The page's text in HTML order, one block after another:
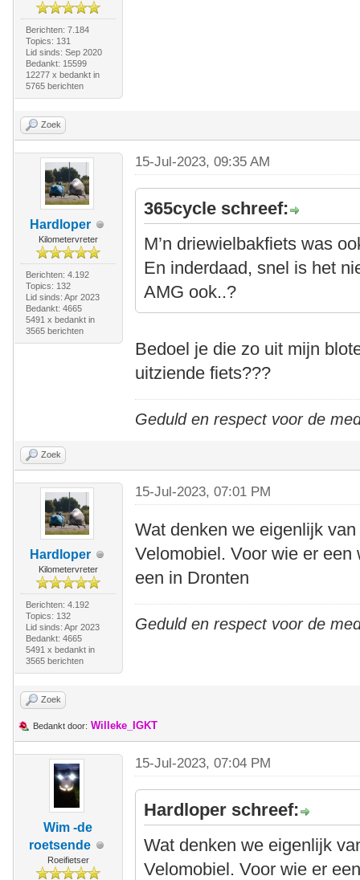
Berichten: 7.184
Topics: 131
Lid sinds: Sep 2020
Bedankt: 15599
12277 x bedankt in
5765 berichten
Zoek
Hardloper
Kilometervreter
Berichten: 4.192
Topics: 132
Lid sinds: Apr 2023
Bedankt: 4665
5491 x bedankt in
3565 berichten
15-Jul-2023, 09:35 AM
365cycle schreef:
M’n driewielbakfiets was
En inderdaad, snel is het
AMG ook..?
Bedoel je die zo uit mijn
uitziende fiets???
Geduld en respect voor de
Zoek
Hardloper
Kilometervreter
Berichten: 4.192
Topics: 132
Lid sinds: Apr 2023
Bedankt: 4665
5491 x bedankt in
3565 berichten
15-Jul-2023, 07:01 PM
Wat denken we eigenlijk
Velomobiel. Voor wie er
een in Dronten
Geduld en respect voor de
Zoek
Bedankt door: Willeke_IGKT
Wim -de
roetsende
Roeifietser
15-Jul-2023, 07:04 PM
Hardloper schreef:
Wat denken we eigenlijk
Velomobiel. Voor wie er